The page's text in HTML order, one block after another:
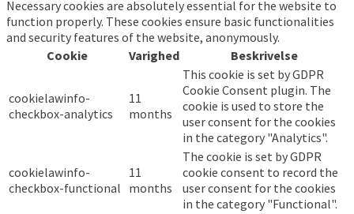
Necessary cookies are absolutely essential for the website to
function properly. These cookies ensure basic functionalities
and security features of the website, anonymously.
Cookie
Varighed Beskrivelse
cookielawinfo-
checkbox-analytics
11
months
This cookie is set by GDPR
Cookie Consent plugin. The
cookie is used to store the
user consent for the cookies
in the category "Analytics".
cookielawinfo-
checkbox-functional
11
months
The cookie is set by GDPR
cookie consent to record the
user consent for the cookies
in the category "Functional".